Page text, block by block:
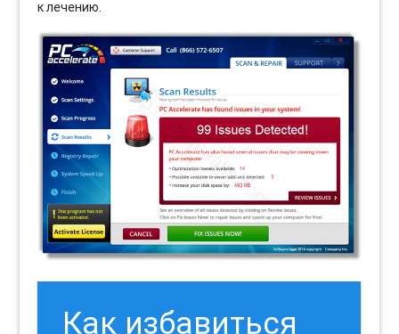
к лечению.
Как избавиться